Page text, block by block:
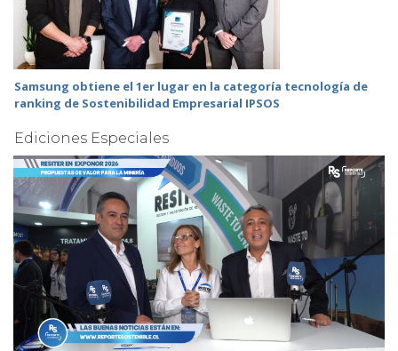
Samsung obtiene el 1er lugar en la categoría tecnología de
ranking de Sostenibilidad Empresarial IPSOS
Ediciones Especiales